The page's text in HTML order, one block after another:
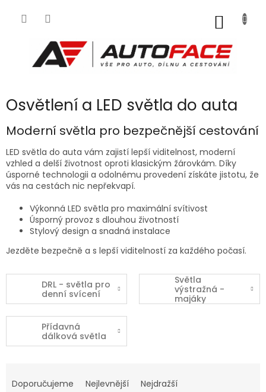
Osvětlení a LED světla do auta
Moderní světla pro bezpečnější cestování
LED světla do auta vám zajistí lepší viditelnost, moderní
vzhled a delší životnost oproti klasickým žárovkám. Díky
úsporné technologii a odolnému provedení získáte jistotu, že
vás na cestách nic nepřekvapí.
Výkonná LED světla pro maximální svítivost
Úsporný provoz s dlouhou životností
Stylový design a snadná instalace
Jezděte bezpečně a s lepší viditelností za každého počasí.
DRL - světla pro
denní svícení
Světla
výstražná -
majáky
Přídavná
dálková světla
aDoporučujeme Nejlevnější
Nejdražší